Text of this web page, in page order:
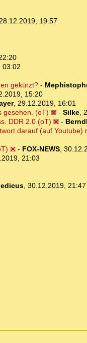
28.12.2019, 19:57
03:02
gekürzt?-
15:20
, 29.12.2019, 16:01
gesehen. (oT)
- Silke,
DDR 2.0 (oT)
-
darauf (auf Youtube)
- FOX-NEWS,
21:03
, 30.12.2019, 21:47